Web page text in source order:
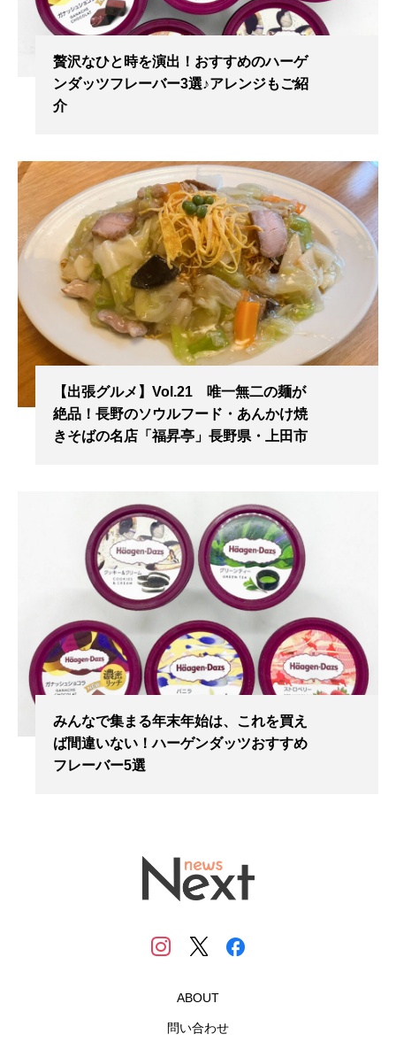
贅沢なひと時を演出！おすすめのハーゲ
ンダッツフレーバー3選♪アレンジもご紹
介
【出張グルメ】Vol.21 唯一無二の麺が
絶品！長野のソウルフード・あんかけ焼
きそばの名店「福昇亭」長野県・上田市
みんなで集まる年末年始は、これを買え
ば間違いない！ハーゲンダッツおすすめ
フレーバー5選
ABOUT
問い合わせ